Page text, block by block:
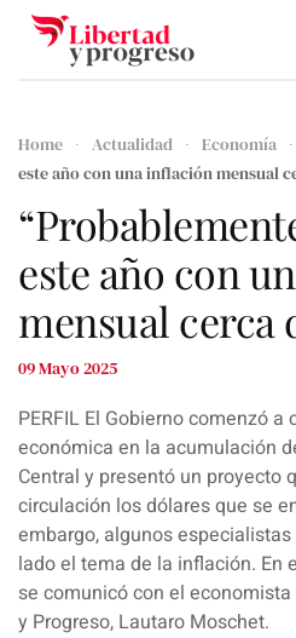
Skip to main content
Home Actualidad Economía
este año con una inflación mensual
este año con
mensual cerca
09 Mayo 2025
PERFIL El Gobierno comenzó a
económica en la acumulación
Central y presentó un proyecto
circulación los dólares que se
embargo, algunos
lado el tema de la inflación. En
se comunicó con el
y Progreso, Lautaro Moschet.